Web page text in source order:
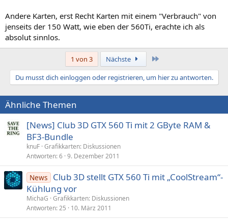
Andere Karten, erst Recht Karten mit einem "Verbrauch" von
jenseits der 150 Watt, wie eben der 560Ti, erachte ich als
absolut sinnlos.
1 von 3 Nächste
Du musst dich einloggen oder registrieren, um hier zu antworten.
Ähnliche Themen
[News] Club 3D GTX 560 Ti mit 2 GByte RAM &
BF3-Bundle
knuF Grafikkarten: Diskussionen
Antworten 6 9. Dezember 2011
News
Club 3D stellt GTX 560 Ti mit „CoolStream“-
Kühlung vor
MichaG Grafikkarten: Diskussionen
Antworten 25 10. März 2011